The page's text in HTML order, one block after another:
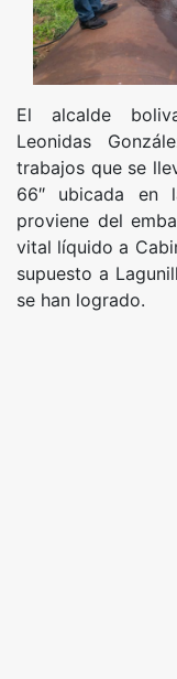
El alcalde
Leonidas
trabajos que se
66″ ubicada en
proviene del
vital líquido a
supuesto a
se han logrado.